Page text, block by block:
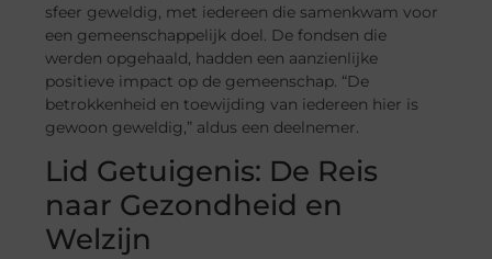
sfeer geweldig, met iedereen die samenkwam voor
een gemeenschappelijk doel. De fondsen die
werden opgehaald, hadden een aanzienlijke
positieve impact op de gemeenschap. “De
betrokkenheid en toewijding van iedereen hier is
gewoon geweldig,” aldus een deelnemer.
Lid Getuigenis: De Reis
naar Gezondheid en
Welzijn